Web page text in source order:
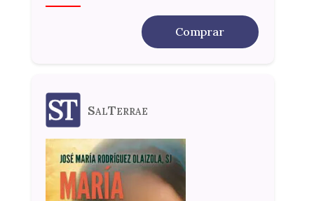
Comprar
SalTerrae